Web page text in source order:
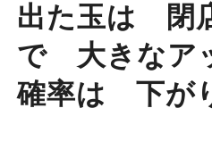
出た玉は 閉
で 大きなア
確率は 下が